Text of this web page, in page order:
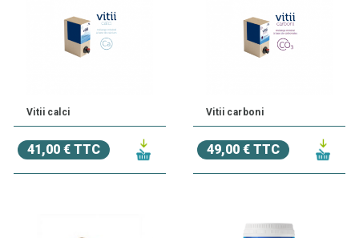
Vitii calci
41,00 € TTC
Vitii carboni
49,00 € TTC